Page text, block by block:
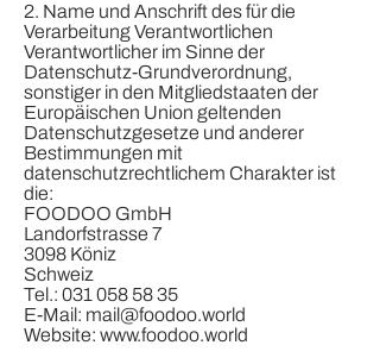
2. Name und Anschrift des für die
Verarbeitung Verantwortlichen
Verantwortlicher im Sinne der
Datenschutz-Grundverordnung,
sonstiger in den Mitgliedstaaten der
Europäischen Union geltenden
Datenschutzgesetze und anderer
Bestimmungen mit
datenschutzrechtlichem Charakter ist
die:
FOODOO GmbH
Landorfstrasse 7
3098 Köniz
Schweiz
Tel.: 031 058 58 35
E-Mail: mail@foodoo.world
Website: www.foodoo.world